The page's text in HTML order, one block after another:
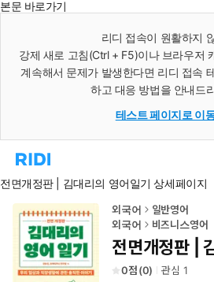
본문 바로가기
리디 접속이 원활하지
강제 새로 고침(Ctrl + F5)이나 브라우저
계속해서 문제가 발생한다면 리디 접속
하고 대응 방법을 안내드
테스트 페이지로 이
리
홈
로
이
전면개정판 | 김대리의 영어일기 상세페이지
외국어
일반영어
외국어
비즈니스영어
전면개정판 |
0 (0) 관심 1